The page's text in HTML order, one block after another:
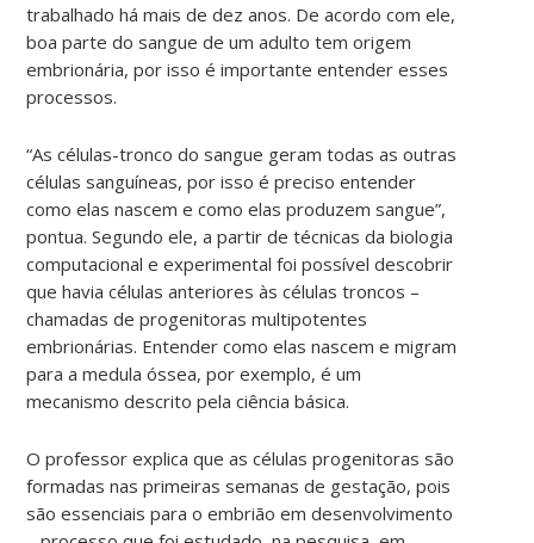
trabalhado há mais de dez anos. De acordo com ele,
boa parte do sangue de um adulto tem origem
embrionária, por isso é importante entender esses
processos.
“As células-tronco do sangue geram todas as outras
células sanguíneas, por isso é preciso entender
como elas nascem e como elas produzem sangue”,
pontua. Segundo ele, a partir de técnicas da biologia
computacional e experimental foi possível descobrir
que havia células anteriores às células troncos –
chamadas de progenitoras multipotentes
embrionárias. Entender como elas nascem e migram
para a medula óssea, por exemplo, é um
mecanismo descrito pela ciência básica.
O professor explica que as células progenitoras são
formadas nas primeiras semanas de gestação, pois
são essenciais para o embrião em desenvolvimento